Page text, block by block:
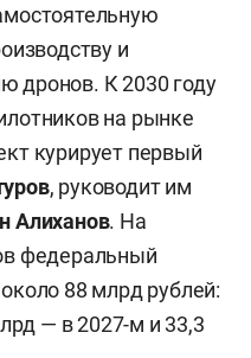
и
дронов. К 2030 году
на рынке
курирует первый
, руководит им
Алиханов. На
федеральный
88 млрд рублей:
— в 2027-м и 33,3